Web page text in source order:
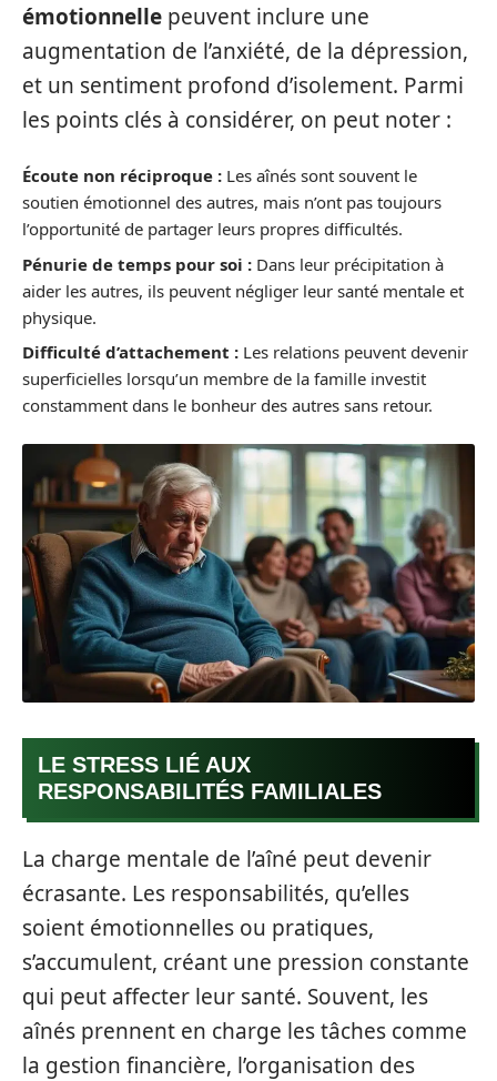
émotionnelle peuvent inclure une
augmentation de l’anxiété, de la dépression,
et un sentiment profond d’isolement. Parmi
les points clés à considérer, on peut noter :
Écoute non réciproque : Les aînés sont souvent le
soutien émotionnel des autres, mais n’ont pas toujours
l’opportunité de partager leurs propres difficultés.
Pénurie de temps pour soi : Dans leur précipitation à
aider les autres, ils peuvent négliger leur santé mentale et
physique.
Difficulté d’attachement : Les relations peuvent devenir
superficielles lorsqu’un membre de la famille investit
constamment dans le bonheur des autres sans retour.
LE STRESS LIÉ AUX
RESPONSABILITÉS FAMILIALES
La charge mentale de l’aîné peut devenir
écrasante. Les responsabilités, qu’elles
soient émotionnelles ou pratiques,
s’accumulent, créant une pression constante
qui peut affecter leur santé. Souvent, les
aînés prennent en charge les tâches comme
la gestion financière, l’organisation des